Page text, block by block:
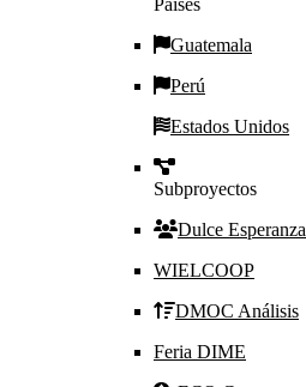
Guatemala
Perú
Estados Unidos
Subproyectos
Dulce Esperanza
WIELCOOP
DMOC Análisis
Feria DIME